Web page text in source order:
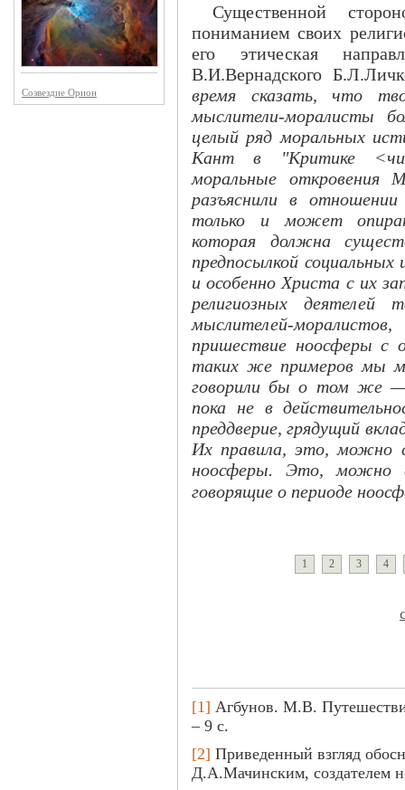
Созвездие Орион
Существенной
пониманием своих
его этическая
В.И.Вернадского
время сказать, что
мыслители-моралисты
целый ряд моральных
Кант в "Критике
моральные откровения
разъяснили в
только и может
которая должна
предпосылкой
и особенно Христа с их
религиозных деятелей
мыслителей-
пришествие ноосферы с
таких же примеров мы
говорили бы о том же —
пока не в
преддверие, грядущий
Их правила, это, можно
ноосферы. Это, можно
говорящие о периоде
1 2 3 4
[1] Агбунов. М.В.
– 9 с.
[2] Приведенный взгляд
Д.А.Мачинским, создателем